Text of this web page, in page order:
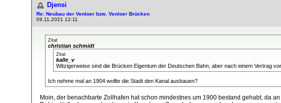
Djensi
Re: Neubau der Venloer bzw. Venloer Brücken
09.11.2021 12:11
Zitat
christian schmidt
Zitat
kalle_v
Witzigerweise sind die Brücken Eigentum der Deutschen Bahn, aber nach einem Vertrag
Ich nehme mal an 1904 wollte die Stadt den Kanal ausbauen?
Moin, der benachbarte Zollhafen hat schon mindestnes um 1900 bestand gehabt, da